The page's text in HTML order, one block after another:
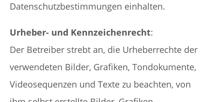
Datenschutzbestimmungen einhalten.
Urheber- und Kennzeichenrecht:
Der Betreiber strebt an, die Urheberrechte der
verwendeten Bilder, Grafiken, Tondokumente,
Videosequenzen und Texte zu beachten, von